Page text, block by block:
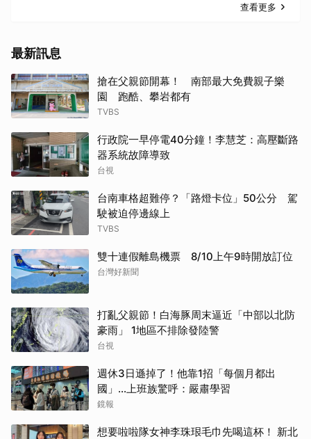
查看更多
最新訊息
搶在父親節開幕！ 南部最大免費親子樂
園 跑酷、攀岩都有
TVBS
行政院一早停電40分鐘！李慧芝：高壓斷路
器系統故障導致
台視
台南車格超難停？「路燈卡位」50公分 駕
駛被迫停邊線上
TVBS
雙十連假離島機票 8/10上午9時開放訂位
台灣好新聞
打亂父親節！白海豚周末逼近「中部以北防
豪雨」 1地區不排除發陸警
台視
週休3日遜掉了！他靠1招「每個月都出
國」...上班族驚呼：嚴肅學習
鏡報
想要啦啦隊女神李珠珢毛巾先喝這杯！ 新北